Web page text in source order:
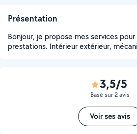
Présentation
Bonjour, je propose mes services
prestations. Intérieur extérieur,
3,5/5
Basé sur 2 avis
Voir ses avis